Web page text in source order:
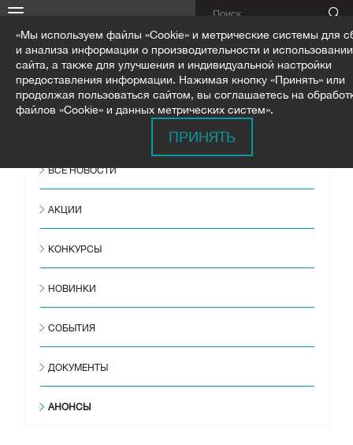
ГЛАВНАЯ НОВОСТИ
24-27 СЕНТЯБРЯ ВЫСШАЯ ШКОЛА КОЛОРИСТИКИ 2 СТУПЕНЬ
ВСЕ НОВОСТИ
АКЦИИ
КОНКУРСЫ
НОВИНКИ
СОБЫТИЯ
ДОКУМЕНТЫ
АНОНСЫ
«Мы используем файлы «Cookie» и метрические системы для
и анализа информации о производительности и использовании
сайта, а также для улучшения и индивидуальной настройки
предоставления информации. Нажимая кнопку «Принять» или
продолжая пользоваться сайтом, вы соглашаетесь на
файлов «Cookie» и данных метрических систем».
ПРИНЯТЬ